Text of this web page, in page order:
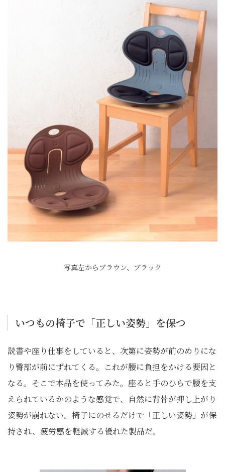
写真左からブラウン、ブラック
いつもの椅子で「正しい姿勢」を保つ
読書や座り仕事をしていると、次第に姿勢が前のめりにな
り臀部が前にずれてくる。これが腰に負担をかける要因と
なる。そこで本品を使ってみた。座ると手のひらで腰を支
えられているかのような感覚で、自然に背骨が押し上がり
姿勢が崩れない。椅子にのせるだけで「正しい姿勢」が保
持され、疲労感を軽減する優れた製品だ。